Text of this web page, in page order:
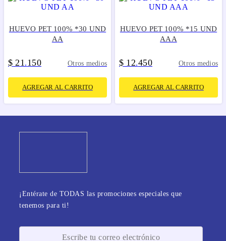
HUEVO PET 100% *30 UND
AA
$ 21 .150 Otros medios
AGREGAR AL CARRITO
HUEVO PET 100% *15 UND
AAA
$ 12.450 Otros medios
AGREGAR AL CARRITO
¡Entérate de TODAS las promociones especiales que
tenemos para ti!